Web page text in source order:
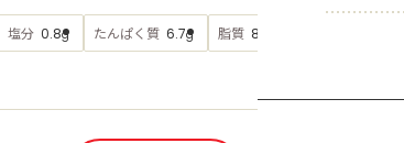
塩分 0.8g たんぱく質 6.7g 脂質 8.9